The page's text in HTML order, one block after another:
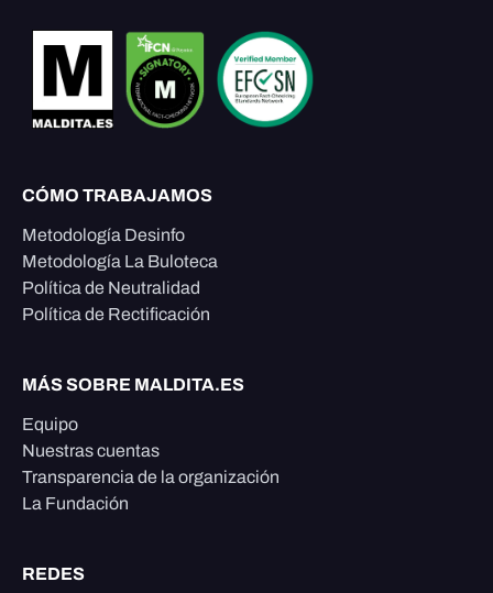
CÓMO TRABAJAMOS
Metodología Desinfo
Metodología La Buloteca
Política de Neutralidad
Política de Rectificación
MÁS SOBRE MALDITA.ES
Equipo
Nuestras cuentas
Transparencia de la organización
La Fundación
REDES